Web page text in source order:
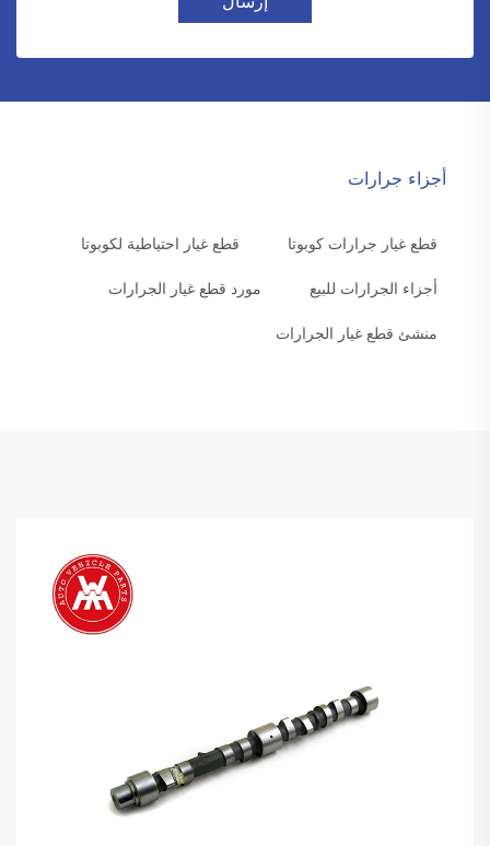
أجزاء جرارات
قطع غيار جرارات كوبوتا قطع غيار احتياطية لكوبوتا
أجزاء الجرارات للبيع مورد قطع غيار الجرارات
منشئ قطع غيار الجرارات